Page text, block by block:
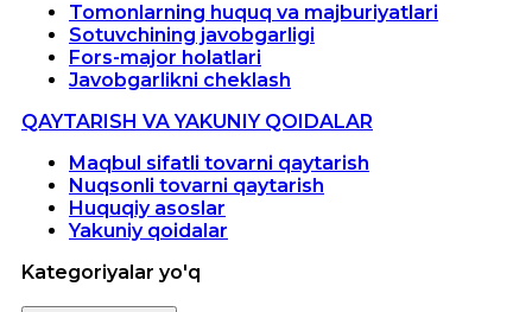
Tomonlarning huquq va majburiyatlari
Sotuvchining javobgarligi
Fors-major holatlari
Javobgarlikni cheklash
QAYTARISH VA YAKUNIY QOIDALAR
Maqbul sifatli tovarni qaytarish
Nuqsonli tovarni qaytarish
Huquqiy asoslar
Yakuniy qoidalar
Kategoriyalar yo'q